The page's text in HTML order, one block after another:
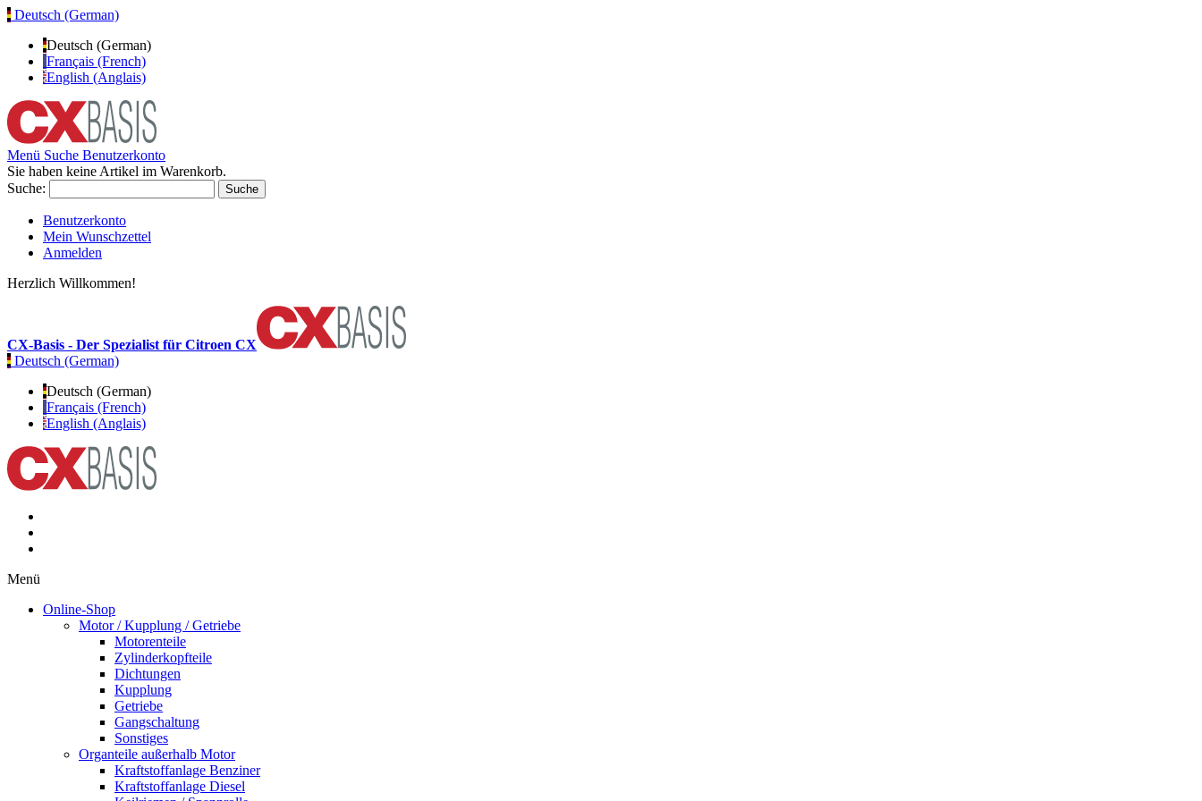
Deutsch (German)
Deutsch (German)
Français (French)
English (Anglais)
Menü Suche Benutzerkonto
Sie haben keine Artikel im Warenkorb.
Suche:
Suche
Benutzerkonto
Mein Wunschzettel
Anmelden
Herzlich Willkommen!
CX-Basis - Der Spezialist für Citroen CX
Deutsch (German)
Deutsch (German)
Français (French)
English (Anglais)
Menü
Online-Shop
Motor / Kupplung / Getriebe
Motorenteile
Zylinderkopfteile
Dichtungen
Kupplung
Getriebe
Gangschaltung
Sonstiges
Organteile außerhalb Motor
Kraftstoffanlage Benziner
Kraftstoffanlage Diesel